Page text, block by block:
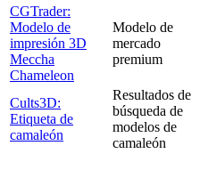
CGTrader:
Modelo de
impresión 3D
Meccha
Chameleon
Modelo de
mercado
premium
Cults3D:
Etiqueta de
camaleón
Resultados de
búsqueda de
modelos de
camaleón